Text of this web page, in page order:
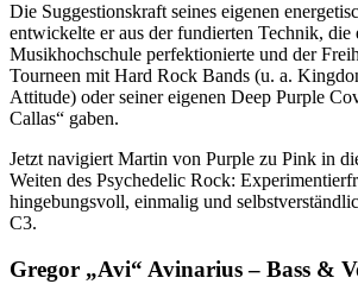
Die Suggestionskraft seines eigenen
entwickelte er aus der fundierten Technik, die
Musikhochschule perfektionierte und der
Tourneen mit Hard Rock Bands (u. a.
Attitude) oder seiner eigenen Deep Purple
Callas“ gaben.
Jetzt navigiert Martin von Purple zu Pink in
Weiten des Psychedelic Rock:
hingebungsvoll, einmalig und
C3.
Gregor „Avi“ Avinarius – Bass &